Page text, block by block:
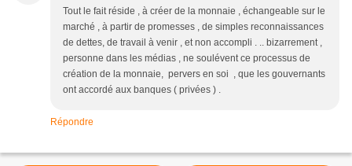
Tout le fait réside , à créer de la monnaie , échangeable sur le
marché , à partir de promesses , de simples reconnaissances
de dettes, de travail à venir , et non accompli . .. bizarrement ,
personne dans les médias , ne soulévent ce processus de
création de la monnaie, pervers en soi , que les gouvernants
ont accordé aux banques ( privées ) .
Répondre